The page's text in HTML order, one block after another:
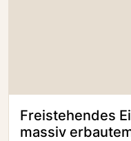
Freistehendes
massiv